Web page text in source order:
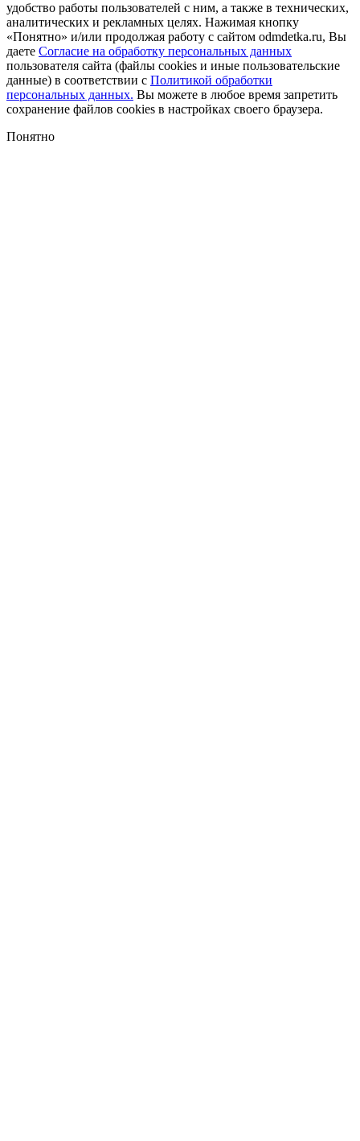
удобство работы пользователей с ним, а также в технических,
аналитических и рекламных целях. Нажимая кнопку
«Понятно» и/или продолжая работу с сайтом odmdetka.ru, Вы
даете Согласие на обработку персональных данных
пользователя сайта (файлы cookies и иные пользовательские
данные) в соответствии с Политикой обработки
персональных данных. Вы можете в любое время запретить
сохранение файлов cookies в настройках своего браузера.
Понятно